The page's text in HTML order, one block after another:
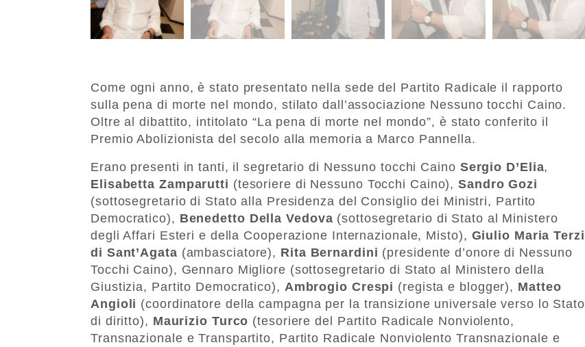
Come ogni anno, è stato presentato nella sede del Partito Radicale il rapporto
sulla pena di morte nel mondo, stilato dall’associazione Nessuno tocchi Caino.
Oltre al dibattito, intitolato “La pena di morte nel mondo”, è stato conferito il
Premio Abolizionista del secolo alla memoria a Marco Pannella.
Erano presenti in tanti, il segretario di Nessuno tocchi Caino Sergio D’Elia,
Elisabetta Zamparutti (tesoriere di Nessuno Tocchi Caino),Sandro Gozi
(sottosegretario di Stato alla Presidenza del Consiglio dei Ministri, Partito
Democratico), Benedetto Della Vedova (sottosegretario di Stato al Ministero
degli Affari Esteri e della Cooperazione Internazionale, Misto), Giulio Maria Terzi
di Sant’Agata (ambasciatore), Rita Bernardini (presidente d’onore di Nessuno
Tocchi Caino), Gennaro Migliore (sottosegretario di Stato al Ministero della
Giustizia, Partito Democratico), Ambrogio Crespi (regista e blogger), Matteo
Angioli (coordinatore della campagna per la transizione universale verso lo Stato
di diritto), Maurizio Turco (tesoriere del Partito Radicale Nonviolento,
Transnazionale e Transpartito, Partito Radicale Nonviolento Transnazionale e